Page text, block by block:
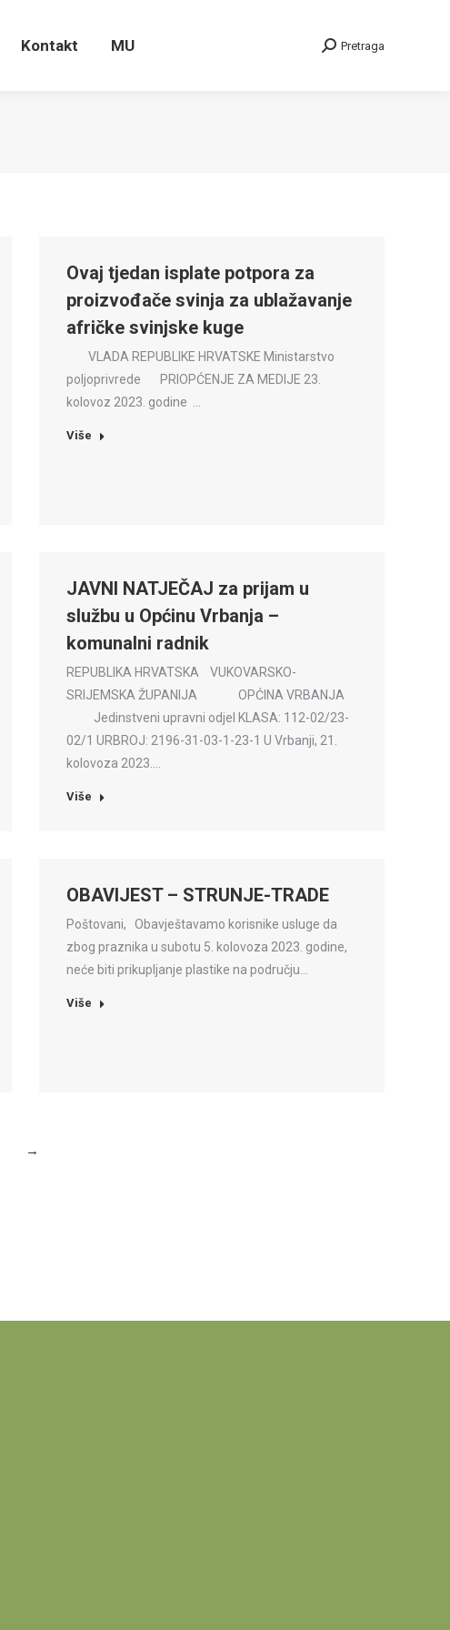
Kontakt MU Search:
Pretraga
Ovaj tjedan isplate potpora za
proizvođače svinja za ublažavanje
afričke svinjske kuge
VLADA REPUBLIKE HRVATSKE Ministarstvo
poljoprivrede PRIOPĆENJE ZA MEDIJE 23.
kolovoz 2023. godine …
Više
JAVNI NATJEČAJ za prijam u
službu u Općinu Vrbanja –
komunalni radnik
REPUBLIKA HRVATSKA VUKOVARSKO-
SRIJEMSKA ŽUPANIJA OPĆINA VRBANJA
Jedinstveni upravni odjel KLASA: 112-02/23-
02/1 URBROJ: 2196-31-03-1-23-1 U Vrbanji, 21.
kolovoza 2023.…
Više
OBAVIJEST – STRUNJE-TRADE
Poštovani, Obavještavamo korisnike usluge da
zbog praznika u subotu 5. kolovoza 2023. godine,
neće biti prikupljanje plastike na području…
Više
→
Kontakt MU Search: